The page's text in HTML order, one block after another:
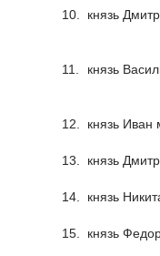
10. князь
11. князь
12. князь Иван
13. князь
14. князь
15. князь